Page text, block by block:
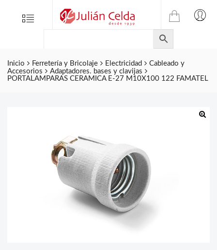
Menu
TIENDA
ONLINE
DE
JULIAN
CELDA
S.L.
Inicio Ferretería y Bricolaje Electricidad
Cableado y
Accesorios
Adaptadores. bases y clavijas
PORTALAMPARAS CERAMICA E-27 M10X100 122 FAMATEL
Folletos
Contacto